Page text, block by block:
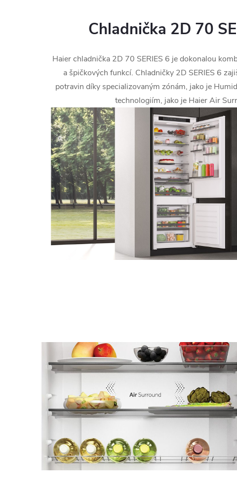
Chladnička 2D 70
Haier chladnička 2D 70 SERIES 6 je dokonalou
a špičkových funkcí. Chladničky 2D SERIES 6
potravin díky specializovaným zónám, jako je
technologiím, jako je Haier Air